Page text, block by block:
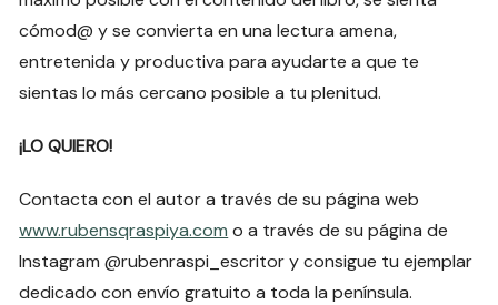
cómod@ y se convierta en una lectura amena,
entretenida y productiva para ayudarte a que te
sientas lo más cercano posible a tu plenitud.
¡LO QUIERO!
Contacta con el autor a través de su página web
www.rubensqraspiya.com o a través de su página de
Instagram @rubenraspi_escritor y consigue tu ejemplar
dedicado con envío gratuito a toda la península.